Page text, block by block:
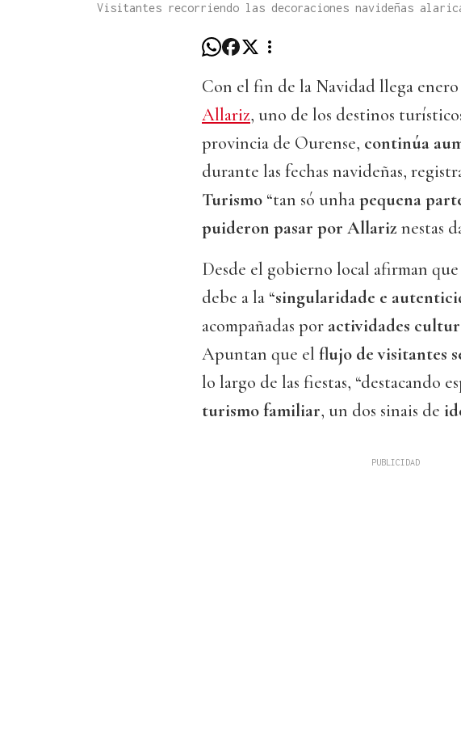
Visitantes recorriendo las decoraciones navideñas
Con el fin de la Navidad llega enero
Allariz, uno de los destinos
provincia de Ourense, continúa
durante las fechas navideñas,
Turismo “tan só unhapequena
puideron pasar por Allariz nestas
Desde el gobierno local afirman
debe a la “singularidade e
acompañadas por actividades
Apuntan que el flujo de visitantes
lo largo de las fiestas, “destacando
turismo familiar, un dos sinais de